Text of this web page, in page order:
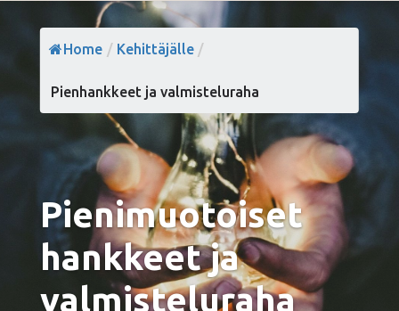
Home / Kehittäjälle /
Pienhankkeet ja valmisteluraha
Pienimuotoiset
hankkeet ja
valmisteluraha